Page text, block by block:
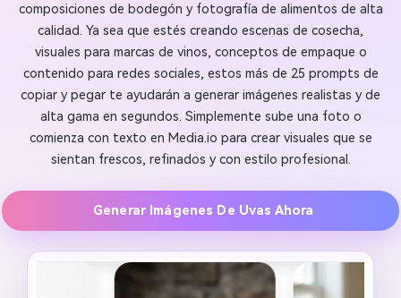
composiciones de bodegón y fotografía de alimentos de alta
calidad. Ya sea que estés creando escenas de cosecha,
visuales para marcas de vinos, conceptos de empaque o
contenido para redes sociales, estos más de 25 prompts de
copiar y pegar te ayudarán a generar imágenes realistas y de
alta gama en segundos. Simplemente sube una foto o
comienza con texto en Media.io para crear visuales que se
sientan frescos, refinados y con estilo profesional.
Generar Imágenes De Uvas Ahora